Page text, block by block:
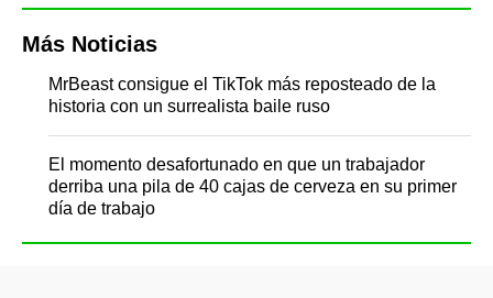
Más Noticias
MrBeast consigue el TikTok más reposteado de la
historia con un surrealista baile ruso
El momento desafortunado en que un trabajador
derriba una pila de 40 cajas de cerveza en su primer
día de trabajo